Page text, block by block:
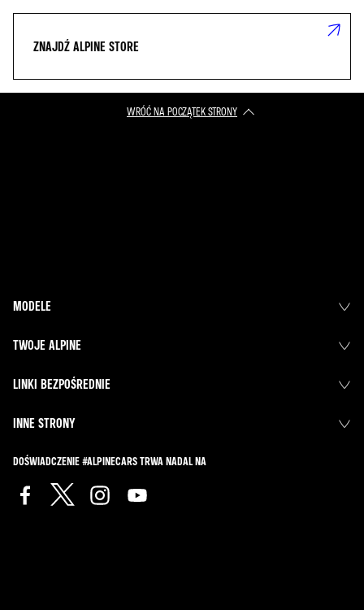
ZNAJDŹ ALPINE STORE
WRÓĆ NA POCZĄTEK STRONY
MODELE
TWOJE ALPINE
LINKI BEZPOŚREDNIE
INNE STRONY
DOŚWIADCZENIE #ALPINECARS TRWA NADAL NA